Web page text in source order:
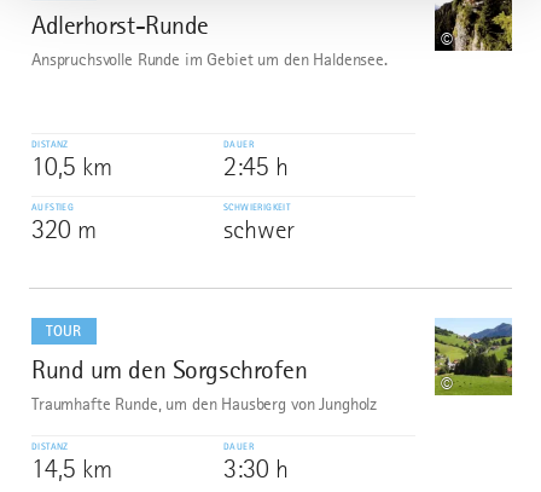
4
Adlerhorst-Runde
©
Anspruchsvolle Runde im Gebiet um den Haldensee.
DISTANZ
10,5 km
DAUER
2:45 h
AUFSTIEG
320 m
SCHWIERIGKEIT
schwer
TOUR
5
Rund um den Sorgschrofen
©
Traumhafte Runde, um den Hausberg von Jungholz
DISTANZ
14,5 km
DAUER
3:30 h
dazu